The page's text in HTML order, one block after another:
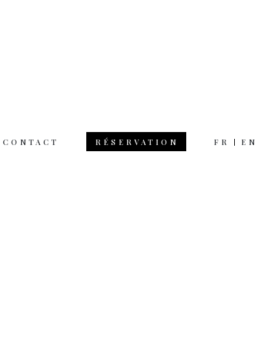
CONTACT RÉSERVATION FR EN
11pm
12pm
questions